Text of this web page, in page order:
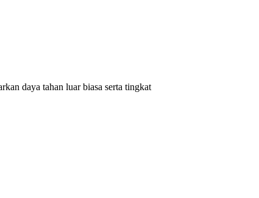
daya tahan luar biasa serta tingkat